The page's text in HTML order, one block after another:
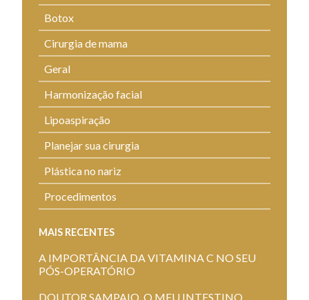
Botox
Cirurgia de mama
Geral
Harmonização facial
Lipoaspiração
Planejar sua cirurgia
Plástica no nariz
Procedimentos
MAIS RECENTES
A IMPORTÂNCIA DA VITAMINA C NO SEU
PÓS-OPERATÓRIO
DOUTOR SAMPAIO, O MEU INTESTINO